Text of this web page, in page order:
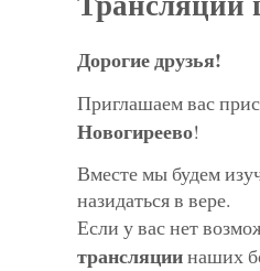
Дорогие друзья!
Приглашаем вас
Новогиреево!
Вместе мы будем
назидаться в вере.
Если у вас нет
трансляциинаших